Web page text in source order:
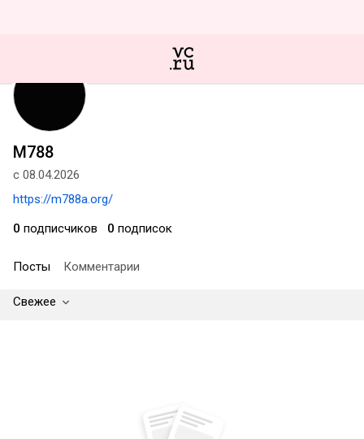
M788
с 08.04.2026
https://m788a.org/
0 подписчиков 0 подписок
Посты Комментарии
Свежее